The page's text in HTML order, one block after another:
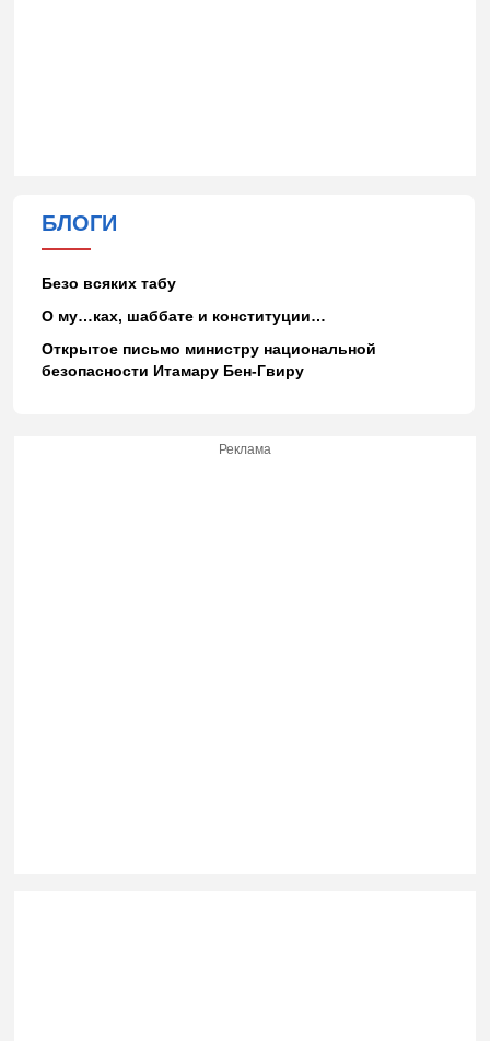
БЛОГИ
Безо всяких табу
О му…ках, шаббате и конституции…
Открытое письмо министру национальной
безопасности Итамару Бен-Гвиру
Реклама